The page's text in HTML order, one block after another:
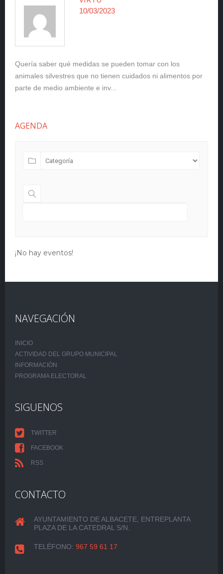
10/03/2023
Quería saber qué medidas se pueden tomar con los
animales silvestres que no tienen cuidados ni alimentos por
parte de medio ambiente e inv...
AGENDA
¡No hay eventos!
NAVEGACIÓN
INICIO
ACTIVIDAD DEL GRUPO MUNICIPAL
INFORMACIÓN
PROGRAMA ELECTORAL
SIGUENOS
TWITTER
FACEBOOK
RSS
CONTACTO
AYUNTAMIENTO DE ALBACETE, ENTREPLANTA
PLAZA DE LA CATEDRAL S/N.
TELÉFONO: 967 59 61 17